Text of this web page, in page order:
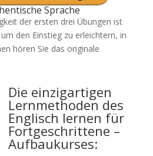
Sprache
der ersten drei Übungen ist
den Einstieg zu erleichtern, in
hören Sie das originale
Die einzigartigen
Lernmethoden des
Englisch lernen für
Fortgeschrittene –
Aufbaukurses: